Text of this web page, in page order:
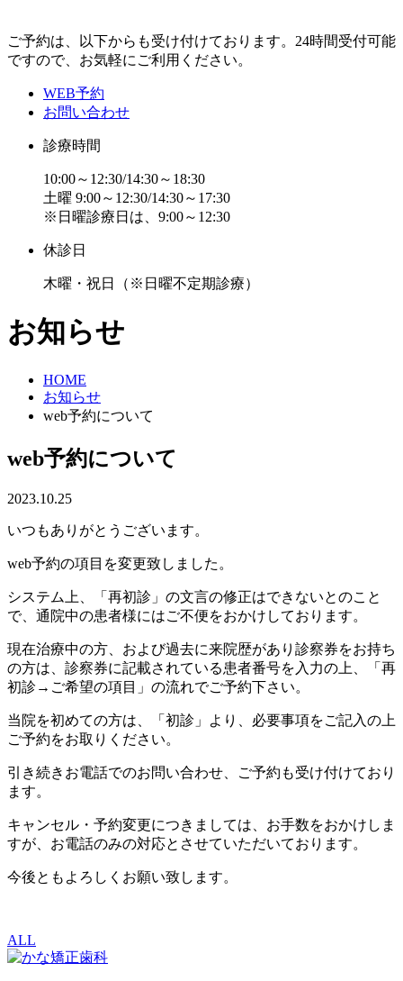
ご予約は、以下からも受け付けております。24時間受付可能
ですので、お気軽にご利用ください。
WEB予約
お問い合わせ
診療時間
10:00～12:30/14:30～18:30
土曜 9:00～12:30/14:30～17:30
※日曜診療日は、9:00～12:30
休診日
木曜・祝日 （※日曜不定期診療）
お知らせ
HOME
お知らせ
web予約について
web予約について
2023.10.25
いつもありがとうございます。
web予約の項目を変更致しました。
システム上、「再初診」の文言の修正はできないとのこと
で、通院中の患者様にはご不便をおかけしております。
現在治療中の方、および過去に来院歴があり診察券をお持ち
の方は、診察券に記載されている患者番号を入力の上、「再
初診→ご希望の項目」の流れでご予約下さい。
当院を初めての方は、「初診」より、必要事項をご記入の上
ご予約をお取りください。
引き続きお電話でのお問い合わせ、ご予約も受け付けており
ます。
キャンセル・予約変更につきましては、お手数をおかけしま
すが、お電話のみの対応とさせていただいております。
今後ともよろしくお願い致します。
ALL